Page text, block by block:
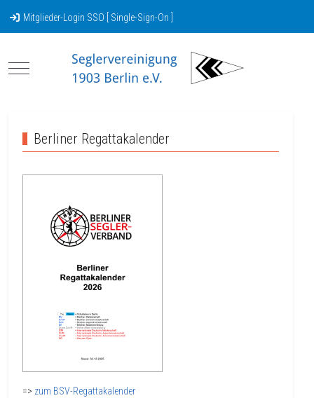
Mitglieder-Login SSO [ Single-Sign-On ]
Mobile Menu Toggle
Berliner Regattakalender
=> zum BSV-Regattakalender